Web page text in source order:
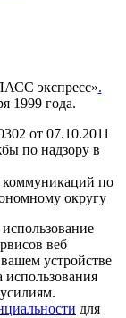
экспресс».
1999 года.
от 07.10.2011
по надзору в
по
округу
веб
устройстве
использования
для